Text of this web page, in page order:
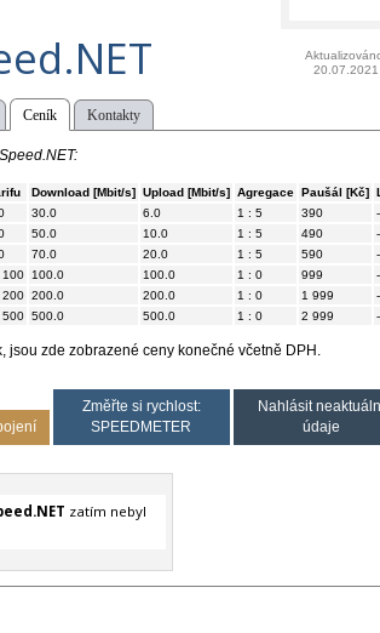
20.07.2021
Ceník Kontakty
Download [Mbit/s] Upload [Mbit/s] Agregace Paušál [Kč]
30.0 6.0 1 : 5 390
-
50.0 10.0 1 : 5 490
-
70.0 20.0 1 : 5 590
-
100 100.0 100.0 1 : 0 999
-
200 200.0 200.0 1 : 0 1 999
-
500 500.0 500.0 1 : 0 2 999 -
jsou zde zobrazené ceny konečné včetně DPH.
Změřte si rychlost:
SPEEDMETER
Nahlásit
údaje
zatím nebyl